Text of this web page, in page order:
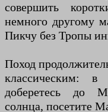
совершить
немного другому
Пикчу без Тропы
Поход
классическим:
доберетесь до
солнца, посетите